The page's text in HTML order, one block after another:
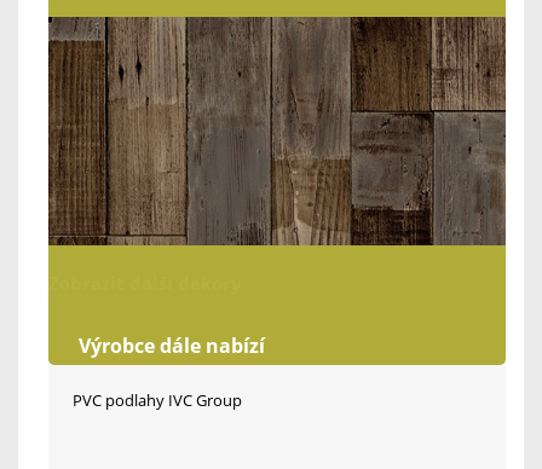
Výrobce dále nabízí
PVC podlahy IVC Group